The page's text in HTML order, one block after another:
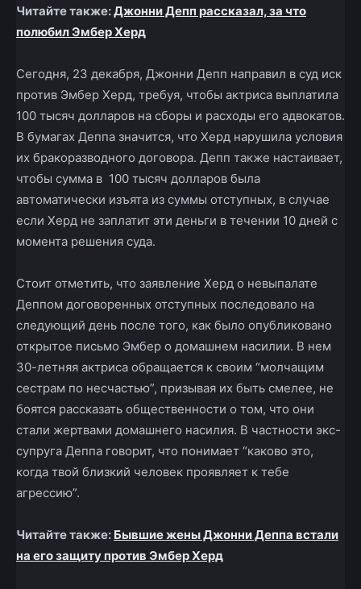
Читайте также:Джонни Депп рассказал, за что
полюбил Эмбер Херд
Сегодня, 23 декабря, Джонни Депп направил в суд иск
против Эмбер Херд, требуя, чтобы актриса выплатила
100 тысяч долларов на сборы и расходы его адвокатов.
В бумагах Деппа значится, что Херд нарушила условия
их бракоразводного договора. Депп также настаивает,
чтобы сумма в 100 тысяч долларов была
автоматически изъята из суммы отступных, в случае
если Херд не заплатит эти деньги в течении 10 дней с
момента решения суда.
Стоит отметить, что заявление Херд о невыпалате
Деппом договоренных отступных последовало на
следующий день после того, как было опубликовано
открытое письмо Эмбер о домашнем насилии. В нем
30-летняя актриса обращается к своим “молчащим
сестрам по несчастью”, призывая их быть смелее, не
боятся рассказать общественности о том, что они
стали жертвами домашнего насилия. В частности экс-
супруга Деппа говорит, что понимает “каково это,
когда твой близкий человек проявляет к тебе
агрессию”.
Читайте также: Бывшие жены Джонни Деппа встали
на его защиту против Эмбер Херд